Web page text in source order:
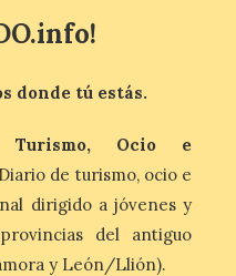
de la
Plenos
donde tú estás.
Turismo, Ocio e
de turismo, ocio e
dirigido a jóvenes y
del antiguo
y León/Llión).